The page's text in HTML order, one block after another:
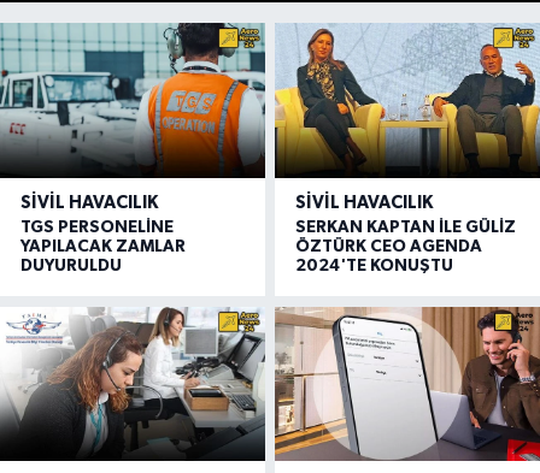
SIVIL HAVACILIK
TGS PERSONELİNE
YAPILACAK ZAMLAR
DUYURULDU
SIVIL HAVACILIK
SERKAN KAPTAN İLE GÜLİZ
ÖZTÜRK CEO AGENDA
2024'TE KONUŞTU